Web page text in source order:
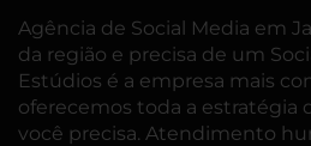
Agência de Social Media em
da região e precisa de um
Estúdios é a empresa mais
oferecemos toda a estratégia
você precisa. Atendimento